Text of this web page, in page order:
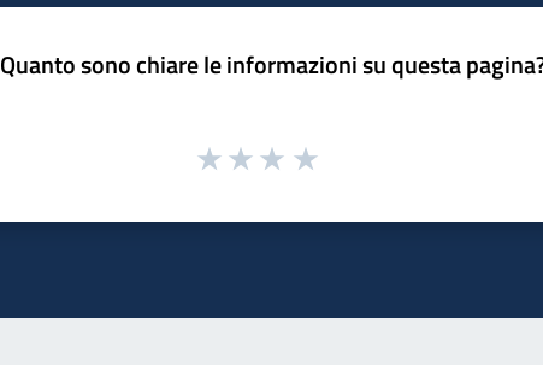
Quanto sono chiare le informazioni su questa